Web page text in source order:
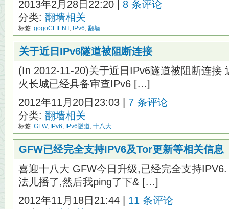
2013年2月28日22:20 | 8 条评论
分类: 翻墙相关
标签: gogoCLIENT, IPv6, 翻墙
关于近日IPv6隧道被阻断连接
(In 2012-11-20)关于近日IPv6隧道被阻断连接
火长城已经具备审查IPv6 […]
2012年11月20日23:03 | 7 条评论
分类: 翻墙相关
标签: GFW, IPv6, IPv6隧道, 十八大
GFW已经完全支持IPV6及Tor更新等相关信息
喜迎十八大 GFW今日升级,已经完全支持
法儿播了,然后我ping了下& […]
2012年11月18日21:44 | 11 条评论